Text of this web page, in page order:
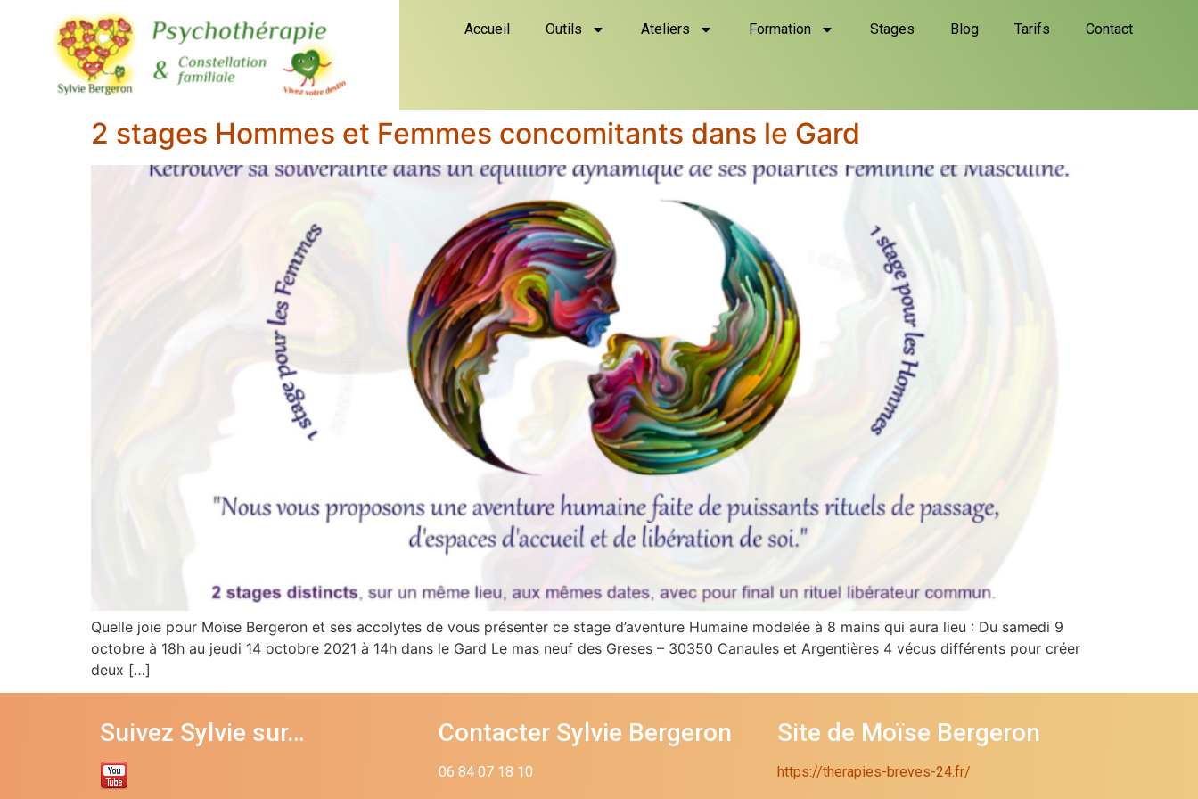
Accueil Outils Ateliers Formation Stages Blog Tarifs Contact
2 stages Hommes et Femmes concomitants dans le Gard
Quelle joie pour Moïse Bergeron et ses accolytes de vous présenter ce stage d’aventure Humaine modelée à 8 mains qui aura lieu : Du samedi 9
octobre à 18h au jeudi 14 octobre 2021 à 14h dans le Gard Le mas neuf des Greses – 30350 Canaules et Argentières 4 vécus différents pour créer
deux […]
Suivez Sylvie sur… Contacter Sylvie Bergeron
06 84 07 18 10
Site de Moïse Bergeron
https://therapies-breves-24.fr/